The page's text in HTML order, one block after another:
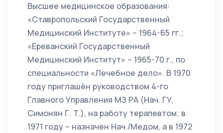
Высшее медицинское образования:
«Ставропольский Государственный
Медицинский Институте» – 1964-65 гг.;
«Ереванский Государственный
Медицинский Институт» – 1965-70 г., по
специальности «Лечебное дело». В 1970
году приглашён руководством 4-го
Главного Управления МЗ РА (Нач. ГУ,
Симонян Г. Т.), на работу терапевтом; в
1971 году – назначен Нач./Медом, а в 1972